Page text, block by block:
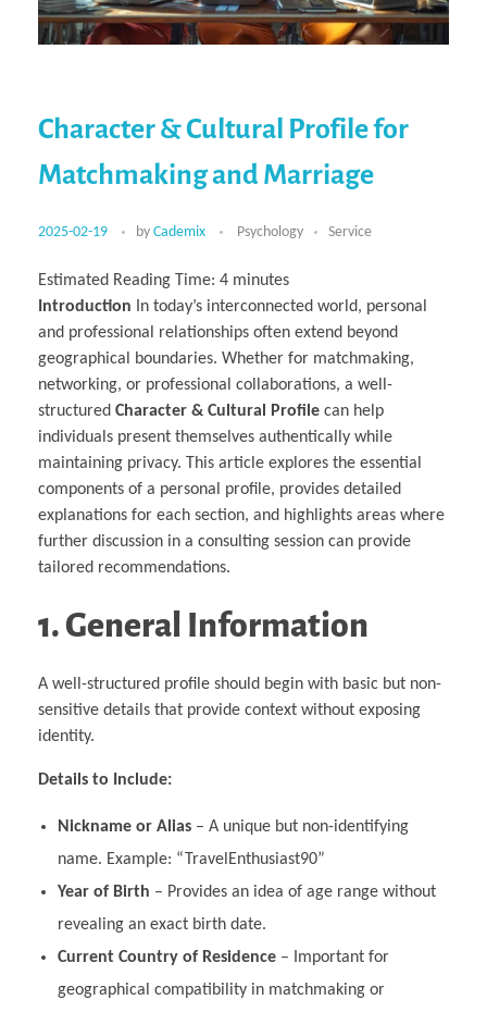
Character & Cultural Profile for
Matchmaking and Marriage
2025-02-19 by Cademix Psychology Service
Estimated Reading Time: 4 minutes
Introduction In today’s interconnected world, personal
and professional relationships often extend beyond
geographical boundaries. Whether for matchmaking,
networking, or professional collaborations, a well-
structured Character & Cultural Profile can help
individuals present themselves authentically while
maintaining privacy. This article explores the essential
components of a personal profile, provides detailed
explanations for each section, and highlights areas where
further discussion in a consulting session can provide
tailored recommendations.
1. General Information
A well-structured profile should begin with basic but non-
sensitive details that provide context without exposing
identity.
Details to Include:
Nickname or Alias– A unique but non-identifying
name. Example: “TravelEnthusiast90”
Year of Birth – Provides an idea of age range without
revealing an exact birth date.
Current Country of Residence– Important for
geographical compatibility in matchmaking or